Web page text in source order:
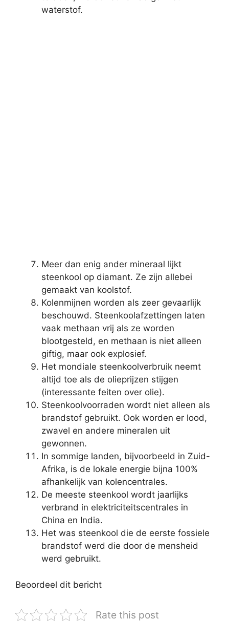
waterstof.
Meer dan enig ander mineraal lijkt
steenkool op diamant. Ze zijn allebei
gemaakt van koolstof.
Kolenmijnen worden als zeer gevaarlijk
beschouwd. Steenkoolafzettingen laten
vaak methaan vrij als ze worden
blootgesteld, en methaan is niet alleen
giftig, maar ook explosief.
Het mondiale steenkoolverbruik neemt
altijd toe als de olieprijzen stijgen
(interessante feiten over olie).
Steenkoolvoorraden wordt niet alleen als
brandstof gebruikt. Ook worden er lood,
zwavel en andere mineralen uit
gewonnen.
In sommige landen, bijvoorbeeld in Zuid-
Afrika, is de lokale energie bijna 100%
afhankelijk van kolencentrales.
De meeste steenkool wordt jaarlijks
verbrand in elektriciteitscentrales in
China en India.
Het was steenkool die de eerste fossiele
brandstof werd die door de mensheid
werd gebruikt.
Beoordeel dit bericht
Rate this post